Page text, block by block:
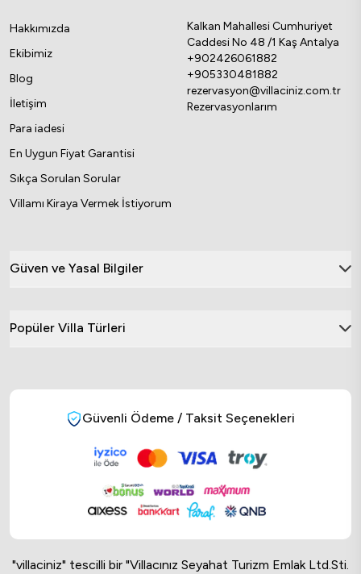
Hakkımızda
Ekibimiz
Blog
İletişim
Para iadesi
En Uygun Fiyat Garantisi
Sıkça Sorulan Sorular
Villamı Kiraya Vermek İstiyorum
Kalkan Mahallesi Cumhuriyet
Caddesi No 48 /1 Kaş Antalya
+902426061882
+905330481882
rezervasyon@villaciniz.com.tr
Rezervasyonlarım
Güven ve Yasal Bilgiler
Popüler Villa Türleri
Güvenli Ödeme / Taksit Seçenekleri
"villaciniz" tescilli bir "Villacınız Seyahat Turizm Emlak Ltd.Sti.